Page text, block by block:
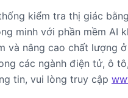
kiểm tra thị giác
minh với phần mềm AI
và nâng cao chất lượng
các ngành điện tử, ô
tin, vui lòng truy cập